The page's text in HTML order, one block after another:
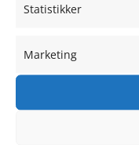
Statistikker
Marketing
marts 2024
februar 2024